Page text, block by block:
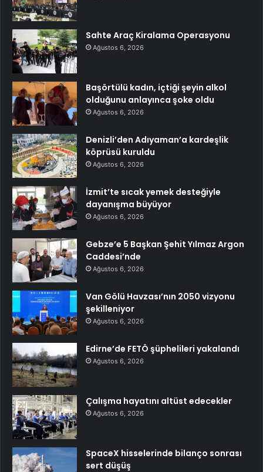
Sahte Araç Kiralama Operasyonu
Ağustos 6, 2026
Başörtülü kadın, içtiği şeyin alkol
olduğunu anlayınca şoke oldu
Ağustos 6, 2026
Denizli’den Adıyaman’a kardeşlik
köprüsü kuruldu
Ağustos 6, 2026
İzmit’te sıcak yemek desteğiyle
dayanışma büyüyor
Ağustos 6, 2026
Gebze’e 5 Başkan Şehit Yılmaz Argon
Caddesi’nde
Ağustos 6, 2026
Van Gölü Havzası’nın 2050 vizyonu
şekilleniyor
Ağustos 6, 2026
Edirne’de FETÖ şüphelileri yakalandı
Ağustos 6, 2026
Çalışma hayatını altüst edecekler
Ağustos 6, 2026
SpaceX hisselerinde bilanço sonrası
sert düşüş